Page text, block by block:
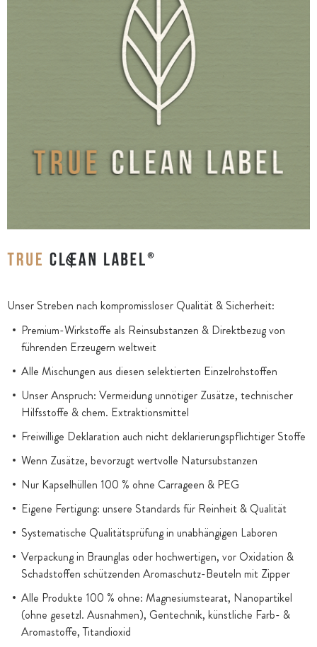
Unser Streben nach kompromissloser Qualität & Sicherheit:
Premium-Wirkstoffe als Reinsubstanzen & Direktbezug von
führenden Erzeugern weltweit
Alle Mischungen aus diesen selektierten Einzelrohstoffen
Unser Anspruch: Vermeidung unnötiger Zusätze, technischer
Hilfsstoffe & chem. Extraktionsmittel
Freiwillige Deklaration auch nicht deklarierungspflichtiger Stoffe
Wenn Zusätze, bevorzugt wertvolle Natursubstanzen
Nur Kapselhüllen 100 % ohne Carrageen & PEG
Eigene Fertigung: unsere Standards für Reinheit & Qualität
Systematische Qualitätsprüfung in unabhängigen Laboren
Verpackung in Braunglas oder hochwertigen, vor Oxidation &
Schadstoffen schützenden Aromaschutz-Beuteln mit Zipper
Alle Produkte 100 % ohne: Magnesiumstearat, Nanopartikel
(ohne gesetzl. Ausnahmen), Gentechnik, künstliche Farb- &
Aromastoffe, Titandioxid